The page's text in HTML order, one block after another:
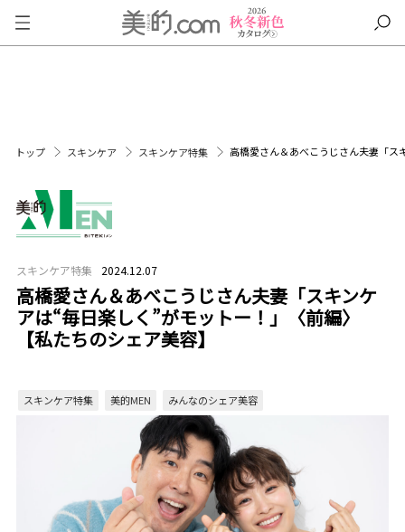
トップ スキンケア スキンケア特集 高橋愛さん＆あべこうじさん夫妻「ス
スキンケア特集 2024.12.07
高橋愛さん＆あべこうじさん夫妻「スキンケ
アは“毎日楽しく”がモットー！」〈前編〉
【私たちのシェア美容】
スキンケア特集 美的MEN みんなのシェア美容